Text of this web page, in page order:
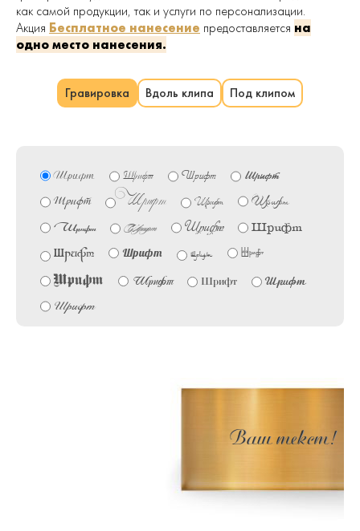
как самой продукции, так и услуги по персонализации.
Акция Бесплатное нанесение предоставляется на
одно место нанесения.
Гравировка Вдоль клипа Под клипом
Шрифт Шрифт Шрифт Шрифт
Шрифт Шрифт Шрифт Шрифт
Шрифт Шрифт Шрифт Шрифт
Шрифт Шрифт Шрифт Шрифт
Шрифт Шрифт Шрифт Шрифт
Шрифт
Ваш текст!